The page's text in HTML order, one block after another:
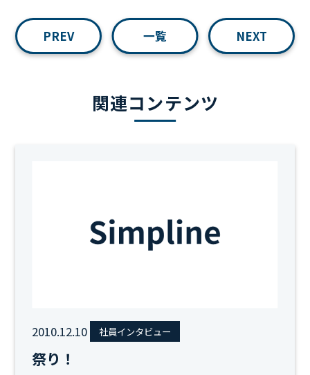
PREV 一覧 NEXT
関連コンテンツ
2010.12.10 社員インタビュー
祭り！